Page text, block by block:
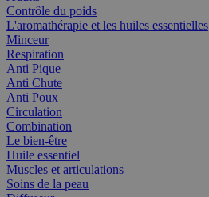
Contrôle du poids
L'aromathérapie et les huiles essentielles
Minceur
Respiration
Anti Pique
Anti Chute
Anti Poux
Circulation
Combination
Le bien-être
Huile essentiel
Muscles et articulations
Soins de la peau